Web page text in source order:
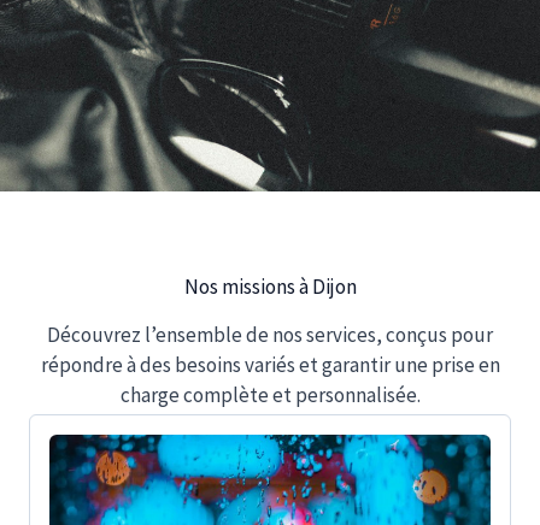
Nos missions à Dijon
Découvrez l’ensemble de nos services, conçus pour
répondre à des besoins variés et garantir une prise en
charge complète et personnalisée.